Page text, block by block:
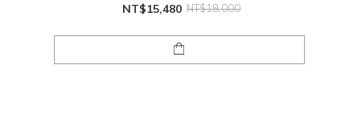
NT$15,480 NT$18,000